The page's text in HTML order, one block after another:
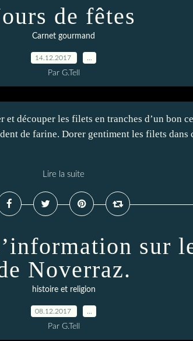
de fêtes
Carnet gourmand
14.12.2017
Par G.Tell
découper les filets en tranches d’un bon
de farine. Dorer gentiment les filets dans
Lire la suite
sur
Noverraz.
histoire et religion
08.12.2017
Par G.Tell